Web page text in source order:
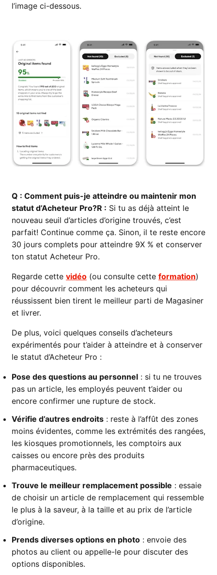
l’image ci-dessous.
Q : Comment puis-je atteindre ou maintenir mon
statut d’Acheteur Pro?R : Si tu as déjà atteint le
nouveau seuil d’articles d’origine trouvés, c’est
parfait! Continue comme ça. Sinon, il te reste encore
30 jours complets pour atteindre 9X % et conserver
ton statut Acheteur Pro.
Regarde cette vidéo (ou consulte cette formation)
pour découvrir comment les acheteurs qui
réussissent bien tirent le meilleur parti de Magasiner
et livrer.
De plus, voici quelques conseils d’acheteurs
expérimentés pour t’aider à atteindre et à conserver
le statut d’Acheteur Pro :
Pose des questions au personnel : si tu ne trouves
pas un article, les employés peuvent t’aider ou
encore confirmer une rupture de stock.
Vérifie d’autres endroits : reste à l’affût des zones
moins évidentes, comme les extrémités des rangées,
les kiosques promotionnels, les comptoirs aux
caisses ou encore près des produits
pharmaceutiques.
Trouve le meilleur remplacement possible : essaie
de choisir un article de remplacement qui ressemble
le plus à la saveur, à la taille et au prix de l’article
d’origine.
Prends diverses options en photo : envoie des
photos au client ou appelle-le pour discuter des
options disponibles.